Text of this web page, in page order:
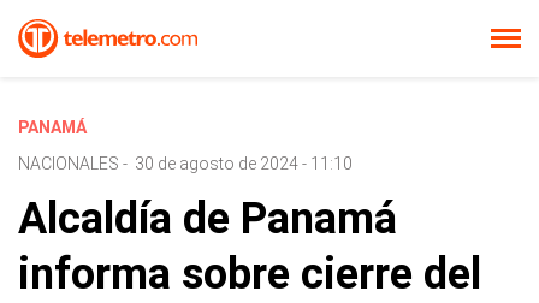
PANAMÁ
NACIONALES - 30 de agosto de 2024 - 11:10
Alcaldía de Panamá
informa sobre cierre del